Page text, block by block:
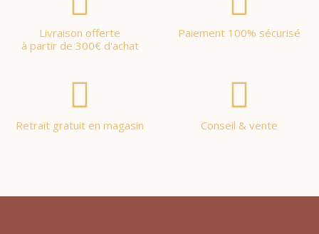
Livraison offerte
à partir de 300€ d'achat
Paiement 100% sécurisé
Retrait gratuit en magasin Conseil & vente